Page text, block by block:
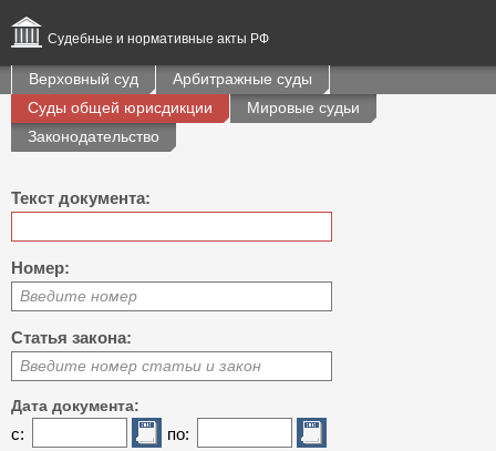
Судебные и нормативные акты РФ
Верховный суд
Арбитражные суды
Суды общей юрисдикции
Мировые судьи
Законодательство
Текст документа:
Номер:
Введите номер
Статья закона:
Введите номер статьи и закон
Дата документа:
с: по: